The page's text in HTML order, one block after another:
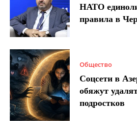
НАТО
правила в
Общество
Соцсети в
обяжут
подростков